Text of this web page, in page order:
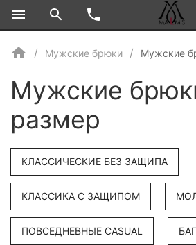
Мужские брюки Мужские
Мужские
размер
КЛАССИЧЕСКИЕ БЕЗ ЗАЩИПА
КЛАССИКА С ЗАЩИПОМ
ПОВСЕДНЕВНЫЕ CASUAL